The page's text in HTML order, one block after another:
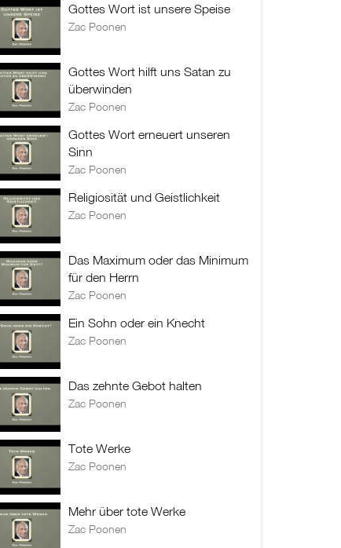
Gottes Wort ist unsere Speise
Zac Poonen
Gottes Wort hilft uns Satan zu
überwinden
Zac Poonen
Gottes Wort erneuert unseren
Sinn
Zac Poonen
Religiosität und Geistlichkeit
Zac Poonen
Das Maximum oder das Minimum
für den Herrn
Zac Poonen
Ein Sohn oder ein Knecht
Zac Poonen
Das zehnte Gebot halten
Zac Poonen
Tote Werke
Zac Poonen
Mehr über tote Werke
Zac Poonen